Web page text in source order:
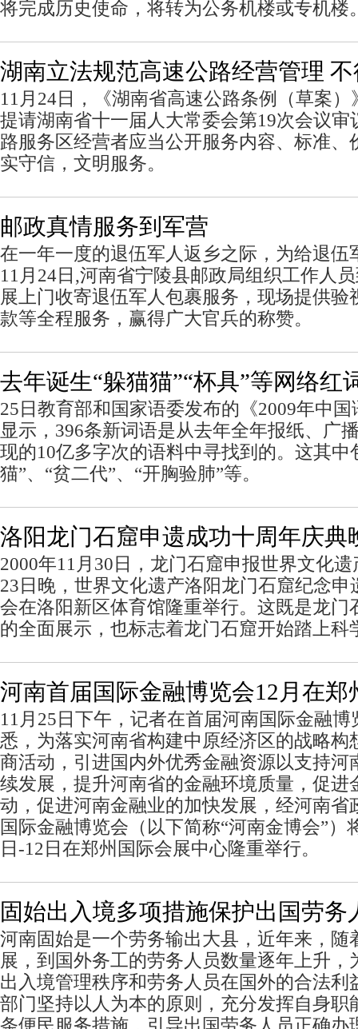
将完成历史使命，将转为公务机楼或专机楼
湖南立法规范高速公路经营管理
11月24日，《湖南省高速公路条例（草案
提请湖南省十一届人大常委会第19次会议审
路服务区经营者应当公开服务内容、标准、
实守信，文明服务。
邮政真情服务到军营
在一年一度的退伍军人返乡之际，为给退伍
11月24日,河南省宁陵县邮政局组织工作人
展上门收寄退伍军人包裹服务，现场提供验
款等全程服务，赢得广大官兵的称赞。
去年诞生“躲猫猫”“杯具”等网络红
25日教育部和国家语委发布的《2009年中
显示，396条新词语是从去年全年报纸、广
现的10亿多字次的语料中寻找到的。这其中
猫”、“贫二代”、“开胸验肺”等。
洛阳龙门石窟申遗成功十周年庆典
2000年11月30日，龙门石窟申报世界文化
23日晚，世界文化遗产洛阳龙门石窟纪念申
会在洛阳新区体育馆隆重举行。这既是龙门
的全面展示，也标志着龙门石窟开始踏上科
河南首届国际金融博览会12月在郑
11月25日下午，记者在首届河南国际金融
悉，为落实河南省构建中原经济区的战略构
商活动，引进国内外优秀金融资源以支持河
续发展，提升河南省的金融环境质量，促进
动，促进河南金融业的加快发展，经河南省
国际金融博览会（以下简称“河南金博会”）
日-12日在郑州国际会展中心隆重举行。
固始出入境多项措施保护出国劳务
河南固始是一个劳务输出大县，近年来，随
展，到国外务工的劳务人员数量逐年上升，
出入境管理秩序和劳务人员在国外的合法利
部门坚持以人为本的原则，充分发挥自身职